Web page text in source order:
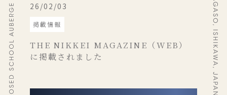
26/02/03
掲載情報
THE NIKKEI MAGAZINE（WEB）
に掲載されました